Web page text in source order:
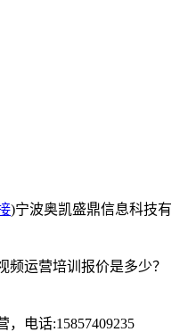
)宁波奥凯盛鼎信息科技有
频运营培训报价是多少？
，电话:15857409235